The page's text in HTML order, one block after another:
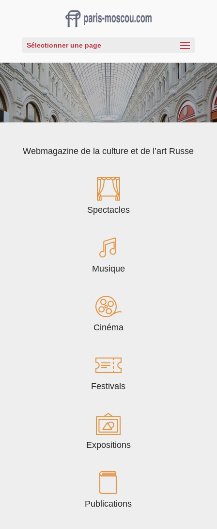
Sélectionner une page
Webmagazine de la culture et de l’art Russe
Spectacles
Musique
Cinéma
Festivals
Expositions
Publications